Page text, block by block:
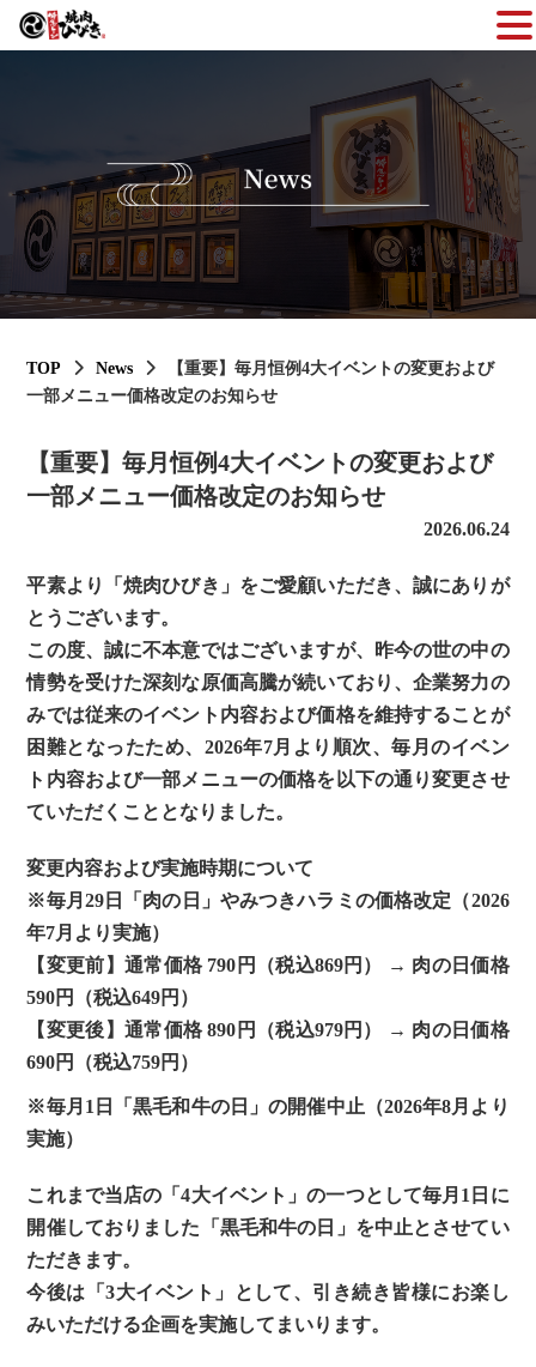
TOP News
【重要】毎月恒例4大イベントの変更および
一部メニュー価格改定のお知らせ
【重要】毎月恒例4大イベントの変更および
一部メニュー価格改定のお知らせ
2026.06.24
平素より「焼肉ひびき」をご愛顧いただき、誠にありが
とうございます。
この度、誠に不本意ではございますが、昨今の世の中の
情勢を受けた深刻な原価高騰が続いており、企業努力の
みでは従来のイベント内容および価格を維持することが
困難となったため、2026年7月より順次、毎月のイベン
ト内容および一部メニューの価格を以下の通り変更させ
ていただくこととなりました。
変更内容および実施時期について
※毎月29日「肉の日」やみつきハラミの価格改定（2026
年7月より実施）
【変更前】通常価格 790円（税込869円） → 肉の日価格
590円（税込649円）
【変更後】通常価格 890円（税込979円） → 肉の日価格
690円（税込759円）
※毎月1日「黒毛和牛の日」の開催中止（2026年8月より
実施）
これまで当店の「4大イベント」の一つとして毎月1日に
開催しておりました「黒毛和牛の日」を中止とさせてい
ただきます。
今後は「3大イベント」として、引き続き皆様にお楽し
みいただける企画を実施してまいります。